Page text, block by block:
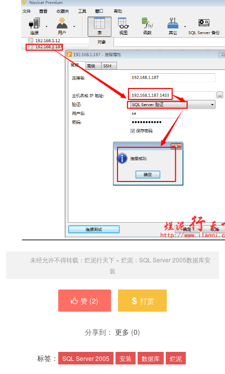
未经允许不得转载： 烂泥行天下» 烂泥：SQL Server 2005数据库安
装
赞 (2) 打赏
分享到： 更多 (0)
标签： SQL Server 2005 安装 数据库 烂泥